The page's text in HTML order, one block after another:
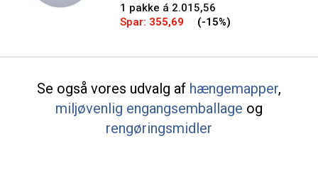
1 pakke á 2.015,56
Spar: 355,69 (-15%)
Se også vores udvalg af hængemapper,
miljøvenlig engangsemballage og
rengøringsmidler